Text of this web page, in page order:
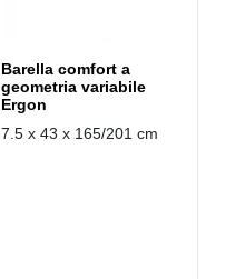
Barella comfort a
geometria variabile
Ergon
7.5 x 43 x 165/201 cm